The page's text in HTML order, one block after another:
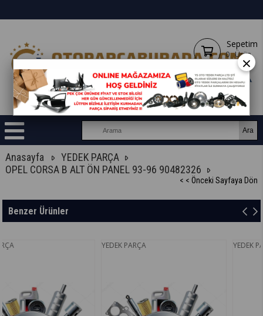
Sepetim
0 Ürün
Anasayfa
YEDEK PARÇA
OPEL CORSA B ALT ÖN PANEL 93-96 90482326
< < Önceki Sayfaya Dön
Benzer Ürünler
×